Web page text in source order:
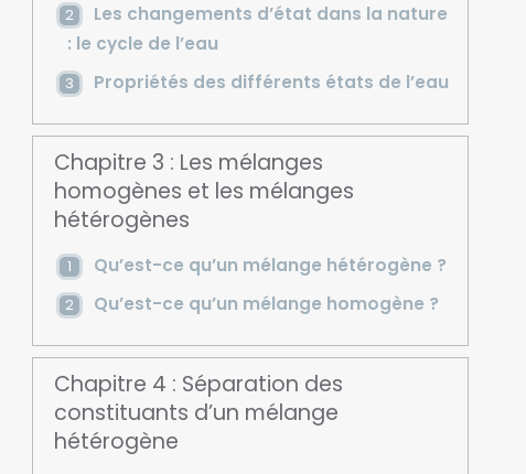
Les changements d’état dans la nature
: le cycle de l’eau
Propriétés des différents états de l’eau
Chapitre 3 : Les mélanges
homogènes et les mélanges
hétérogènes
Qu’est-ce qu’un mélange hétérogène ?
Qu’est-ce qu’un mélange homogène ?
Chapitre 4 : Séparation des
constituants d’un mélange
hétérogène